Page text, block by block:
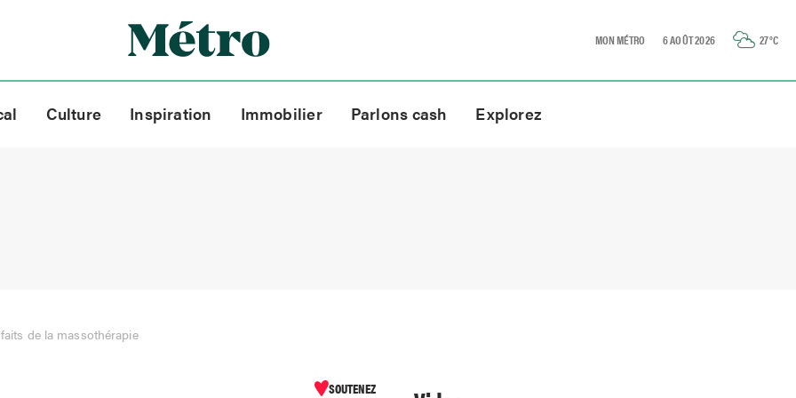
MON MÉTRO 6 AOÛT 2026 27°C
Culture Inspiration Immobilier Parlons cash Explorez
de la massothérapie
SOUTENEZ